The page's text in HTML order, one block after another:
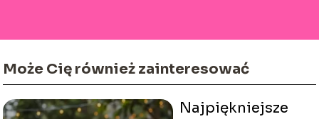
Może Cię również zainteresować
Najpiękniejsze